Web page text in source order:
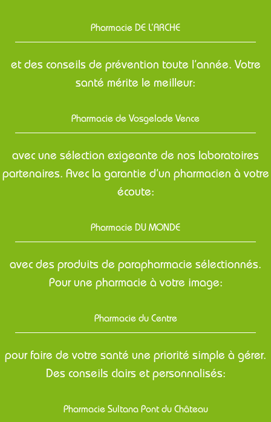
Pharmacie DE L’ARCHE
et des conseils de prévention toute l’année. Votre
santé mérite le meilleur:
Pharmacie de Vosgelade Vence
avec une sélection exigeante de nos laboratoires
partenaires. Avec la garantie d’un pharmacien à votre
écoute:
Pharmacie DU MONDE
avec des produits de parapharmacie sélectionnés.
Pour une pharmacie à votre image:
Pharmacie du Centre
pour faire de votre santé une priorité simple à gérer.
Des conseils clairs et personnalisés:
Pharmacie Sultana Pont du Château